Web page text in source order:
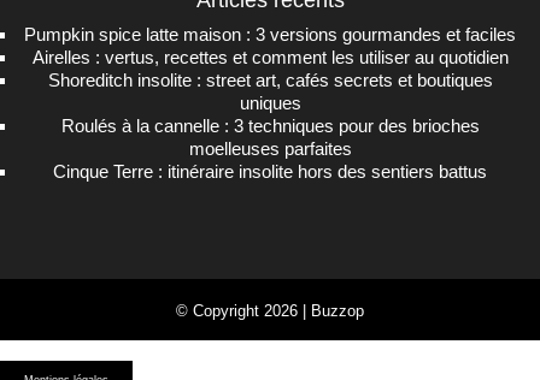
Pumpkin spice latte maison : 3 versions gourmandes et faciles
Airelles : vertus, recettes et comment les utiliser au quotidien
Shoreditch insolite : street art, cafés secrets et boutiques
uniques
Roulés à la cannelle : 3 techniques pour des brioches
moelleuses parfaites
Cinque Terre : itinéraire insolite hors des sentiers battus
© Copyright 2026 | Buzzop